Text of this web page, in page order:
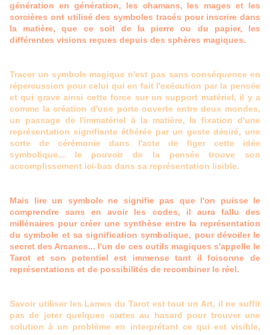
génération en génération, les chamans, les mages et les
sorcières ont utilisé des symboles tracés pour inscrire dans
la matière, que ce soit de la pierre ou du papier, les
différentes visions reçues depuis des sphères magiques.
Tracer un symbole magique n'est pas sans conséquence en
répercussion pour celui qui en fait l'exécution par la pensée
et qui grave ainsi cette force sur un support matériel, il y a
comme la création d'une porte ouverte entre deux mondes,
un passage de l'immatériel à la matière, la fixation d'une
représentation signifiante éthérée par un geste désiré, une
sorte de cérémonie dans l'acte de figer cette idée
symbolique... le pouvoir de la pensée trouve son
accomplissement ici-bas dans sa représentation lisible.
Mais lire un symbole ne signifie pas que l'on puisse le
comprendre sans en avoir les codes, il aura fallu des
millénaires pour créer une synthèse entre la représentation
du symbole et sa signification symbolique, pour dévoiler le
secret des Arcanes... l'un de ces outils magiques s'appelle le
Tarot et son potentiel est immense tant il foisonne de
représentations et de possibilités de recombiner le réel.
Savoir utiliser les Lames du Tarot est tout un Art, il ne suffit
pas de jeter quelques cartes au hasard pour trouver une
solution à un problème en interprétant ce qui est visible,